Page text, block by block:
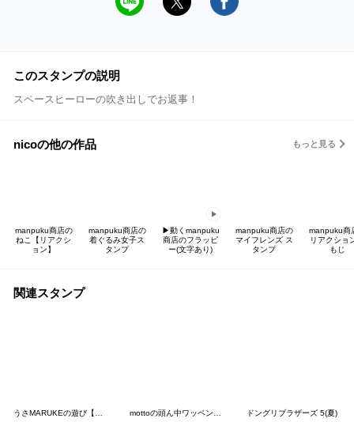
このスタンプの説明
スペースヒーローの吹き出しでお返事！
nicoの他の作品 もっと見る
manpuku商店の
ねこ【リアクシ
ョン】
manpuku商店の
着ぐるみ女子ス
タンプ
▶動くmanpuku
商店のフラッピ
ー(文字あり)
manpuku商店の
マイフレンズ ス
タンプ
manpuku商
リアクショ
もじ
関連スタンプ
うさMARUKEの遊び【連絡】 mottoの頭ん中ワッペン♡伝える ドングリブラザーズ 5(夏)